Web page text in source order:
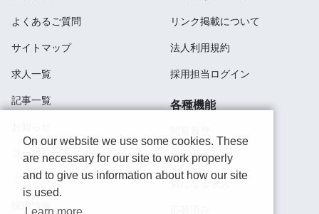
よくあるご質問
サイトマップ
求人一覧
記事一覧
コーポレートサイト
ミッション
採用情報
リンク掲載について
法人利用規約
採用担当ログイン
各種機能
検索履歴
気になる求人
On our website we use some cookies. These
are necessary for our site to work properly
and to give us information about how our site
is used.